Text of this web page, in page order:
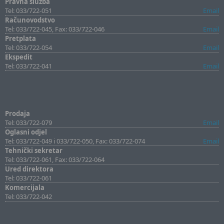
Tel: 033/722-051
Email
Računovodstvo
Tel: 033/722-045, Fax: 033/722-046
Email
Pretplata
Tel: 033/722-054
Email
Ekspedit
Tel: 033/722-041
Email
Prodaja
Tel: 033/722-079
Email
Oglasni odjel
Tel: 033/722-049 i 033/722-050, Fax: 033/722-074
Email
Tehnički sekretar
Tel: 033/722-061, Fax: 033/722-064
Ured direktora
Tel: 033/722-061
Komercijala
Tel: 033/722-042